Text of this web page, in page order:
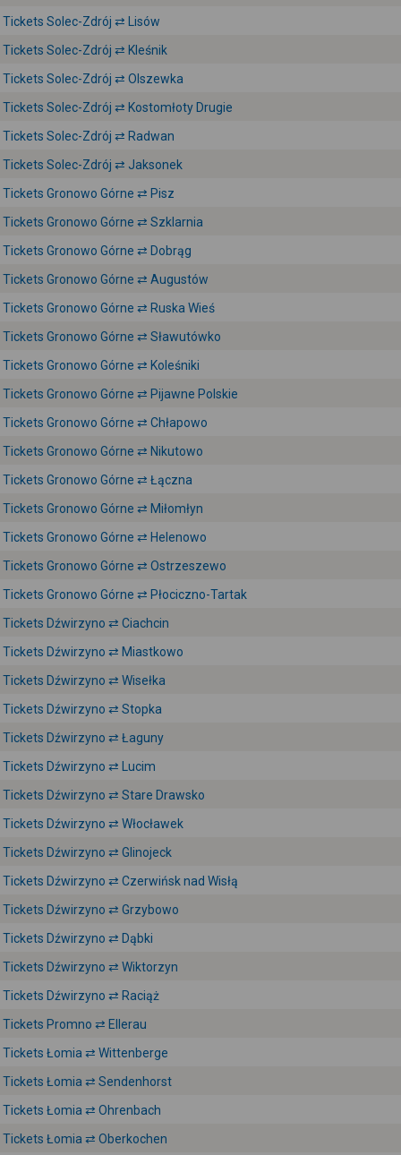
Tickets Solec-Zdrój ⇄ Lisów
Tickets Solec-Zdrój ⇄ Kleśnik
Tickets Solec-Zdrój ⇄ Olszewka
Tickets Solec-Zdrój ⇄ Kostomłoty Drugie
Tickets Solec-Zdrój ⇄ Radwan
Tickets Solec-Zdrój ⇄ Jaksonek
Tickets Gronowo Górne ⇄ Pisz
Tickets Gronowo Górne ⇄ Szklarnia
Tickets Gronowo Górne ⇄ Dobrąg
Tickets Gronowo Górne ⇄ Augustów
Tickets Gronowo Górne ⇄ Ruska Wieś
Tickets Gronowo Górne ⇄ Sławutówko
Tickets Gronowo Górne ⇄ Koleśniki
Tickets Gronowo Górne ⇄ Pijawne Polskie
Tickets Gronowo Górne ⇄ Chłapowo
Tickets Gronowo Górne ⇄ Nikutowo
Tickets Gronowo Górne ⇄ Łączna
Tickets Gronowo Górne ⇄ Miłomłyn
Tickets Gronowo Górne ⇄ Helenowo
Tickets Gronowo Górne ⇄ Ostrzeszewo
Tickets Gronowo Górne ⇄ Płociczno-Tartak
Tickets Dźwirzyno ⇄ Ciachcin
Tickets Dźwirzyno ⇄ Miastkowo
Tickets Dźwirzyno ⇄ Wisełka
Tickets Dźwirzyno ⇄ Stopka
Tickets Dźwirzyno ⇄ Łaguny
Tickets Dźwirzyno ⇄ Lucim
Tickets Dźwirzyno ⇄ Stare Drawsko
Tickets Dźwirzyno ⇄ Włocławek
Tickets Dźwirzyno ⇄ Glinojeck
Tickets Dźwirzyno ⇄ Czerwińsk nad Wisłą
Tickets Dźwirzyno ⇄ Grzybowo
Tickets Dźwirzyno ⇄ Dąbki
Tickets Dźwirzyno ⇄ Wiktorzyn
Tickets Dźwirzyno ⇄ Raciąż
Tickets Promno ⇄ Ellerau
Tickets Łomia ⇄ Wittenberge
Tickets Łomia ⇄ Sendenhorst
Tickets Łomia ⇄ Ohrenbach
Tickets Łomia ⇄ Oberkochen